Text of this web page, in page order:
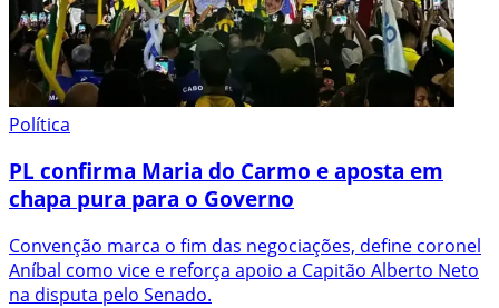
Política
PL confirma Maria do Carmo e aposta em
chapa pura para o Governo
Convenção marca o fim das negociações, define coronel
Aníbal como vice e reforça apoio a Capitão Alberto Neto
na disputa pelo Senado.